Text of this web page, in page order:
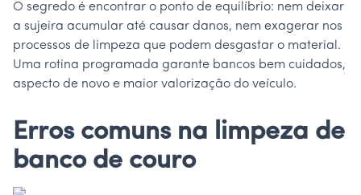
O segredo é encontrar o ponto de equilíbrio: nem deixar
a sujeira acumular até causar danos, nem exagerar nos
processos de limpeza que podem desgastar o material.
Uma rotina programada garante bancos bem cuidados,
aspecto de novo e maior valorização do veículo.
Erros comuns na limpeza de
banco de couro